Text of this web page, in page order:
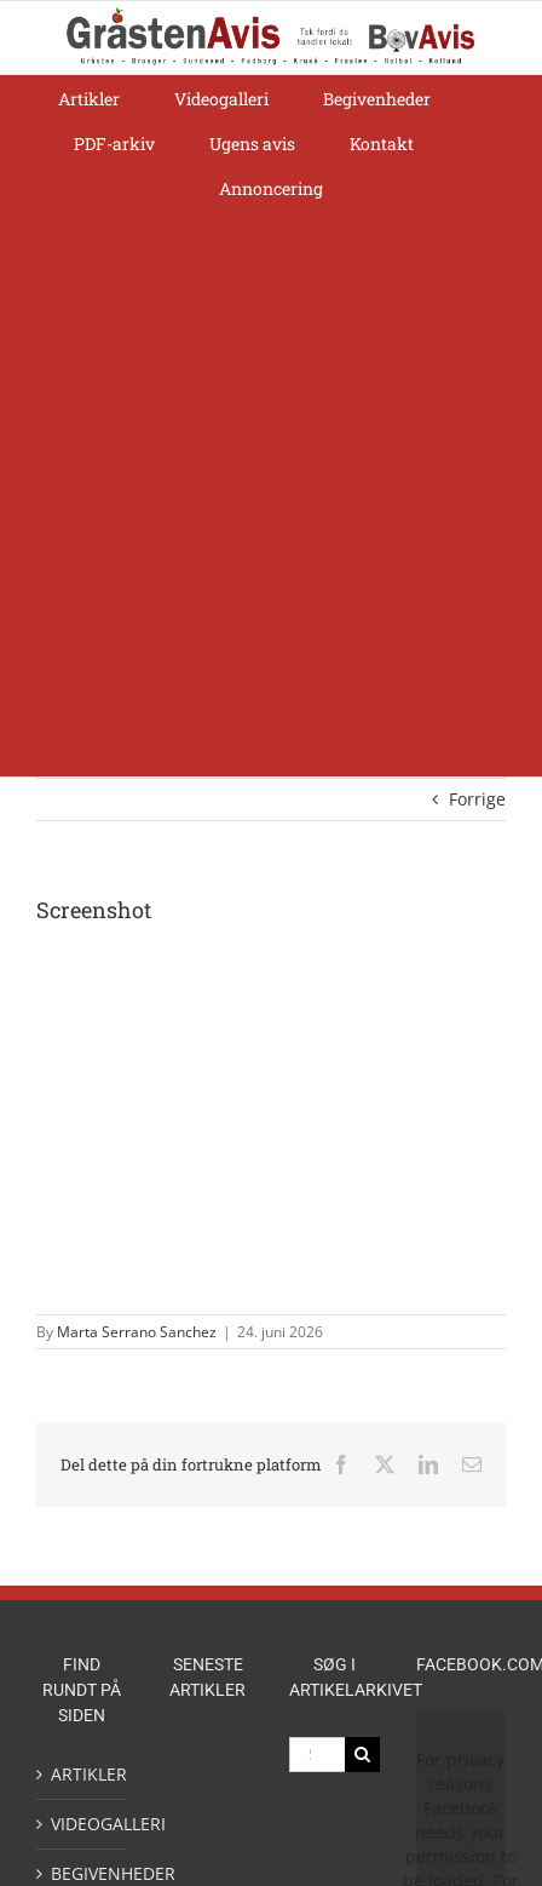
Artikler
Videogalleri
Begivenheder
PDF-arkiv
Ugens avis
Kontakt
Annoncering
Forrige
Screenshot
By Marta Serrano Sanchez | 24. juni 2026
Del dette på din fortrukne platform Facebook LinkedIn
E-
FIND
RUNDT PÅ
SIDEN
ARTIKLER
VIDEOGALLERI
BEGIVENHEDER
SENESTE
ARTIKLER
SØG I
ARTIKELARKIVET
Søg
efter: